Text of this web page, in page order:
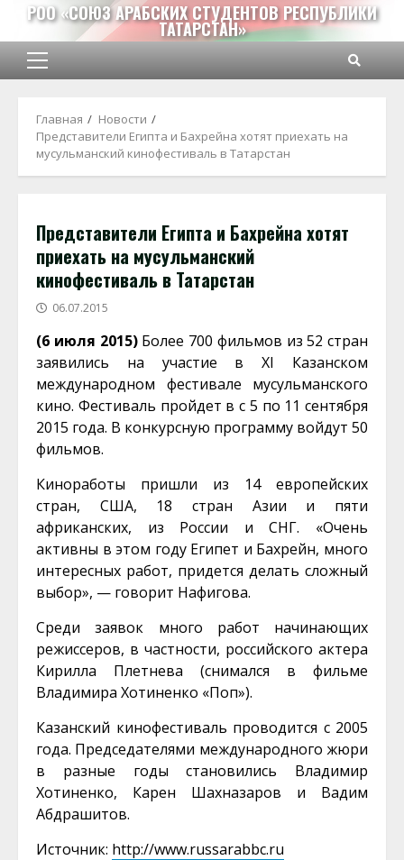
Перейти
содержимому
РОО «СОЮЗ АРАБСКИХ СТУДЕНТОВ РЕСПУБЛИКИ
ТАТАРСТАН»
Основное
Главная
Новости
Представители Египта и Бахрейна хотят приехать на
мусульманский кинофестиваль в Татарстан
Представители Египта и Бахрейна хотят
приехать на мусульманский
кинофестиваль в Татарстан
06.07.2015
(6 июля 2015) Более 700 фильмов из 52 стран
заявились на участие в XI Казанском
международном фестивале мусульманского
кино. Фестиваль пройдет в с 5 по 11 сентября
2015 года. В конкурсную программу войдут 50
фильмов.
Киноработы пришли из 14 европейских
стран, США, 18 стран Азии и пяти
африканских, из России и СНГ. «Очень
активны в этом году Египет и Бахрейн, много
интересных работ, придется делать сложный
выбор», — говорит Нафигова.
Среди заявок много работ начинающих
режиссеров, в частности, российского актера
Кирилла Плетнева (снимался в фильме
Владимира Хотиненко «Поп»).
Казанский кинофестиваль проводится с 2005
года. Председателями международного жюри
в разные годы становились Владимир
Хотиненко, Карен Шахназаров и Вадим
Абдрашитов.
Источник: http://www.russarabbc.ru